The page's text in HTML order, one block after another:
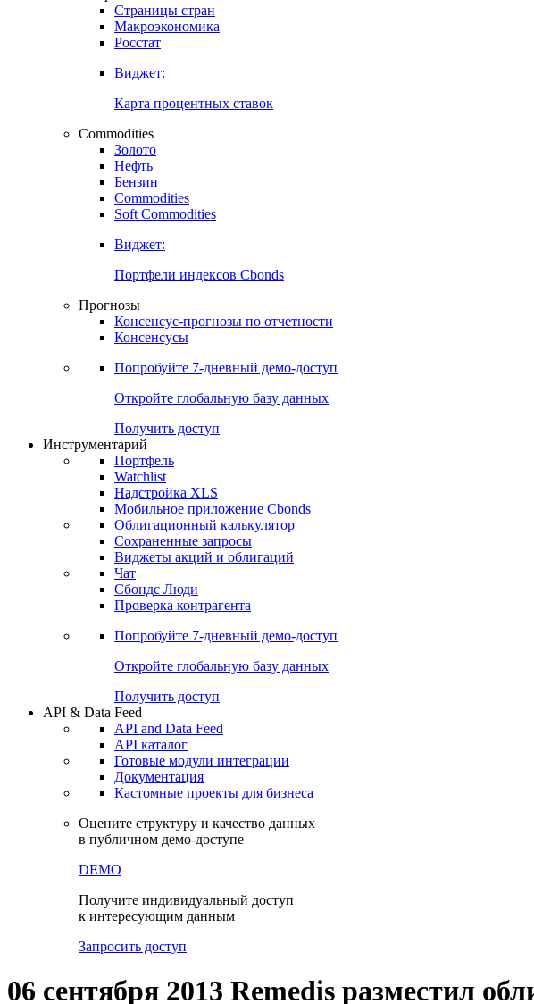
Возможность создания своего индекса
Макроэкономика
Страницы стран
Макроэкономика
Росстат
Виджет:
Карта процентных ставок
Commodities
Золото
Нефть
Бензин
Commodities
Soft Commodities
Виджет:
Портфели индексов Cbonds
Прогнозы
Консенсус-прогнозы по отчетности
Консенсусы
Попробуйте7-дневный
Откройте глобальную базу данных
Получить доступ
Инструментарий
Портфель
Watchlist
Надстройка XLS
Мобильное приложение Cbonds
Облигационный калькулятор
Сохраненные запросы
Виджеты акций и облигаций
Чат
Сбондс Люди
Проверка контрагента
Попробуйте7-дневный
Откройте глобальную базу данных
Получить доступ
API & Data Feed
API and Data Feed
API каталог
Документация
Кастомные проекты для бизнеса
Оцените структуру и качество данных
в публичном демо-доступе
DEMO
Получите индивидуальный доступ